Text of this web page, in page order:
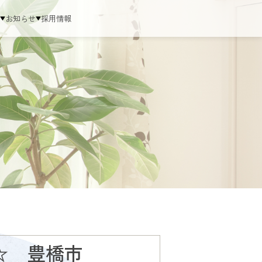
お知らせ 採用情報
豊橋市